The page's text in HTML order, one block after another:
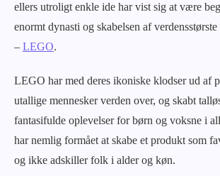
ellers utroligt enkle ide har vist sig at være
enormt dynasti og skabelsen af
– LEGO.
LEGO har med deres ikoniske klodser ud af
utallige mennesker verden over, og skabt
fantasifulde oplevelser for børn og voksne i
har nemlig formået at skabe et produkt som
og ikke adskiller folk i alder og køn.